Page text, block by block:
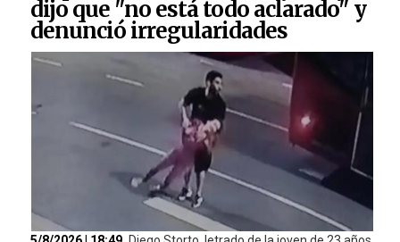
dijo que "no está todo aclarado" y
denunció irregularidades